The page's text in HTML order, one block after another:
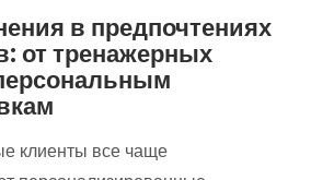
в предпочтениях
от тренажерных
клиенты все чаще